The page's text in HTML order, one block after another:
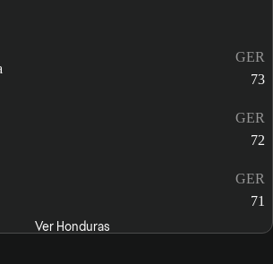
GER
73
GER
72
GER
71
Ver Honduras